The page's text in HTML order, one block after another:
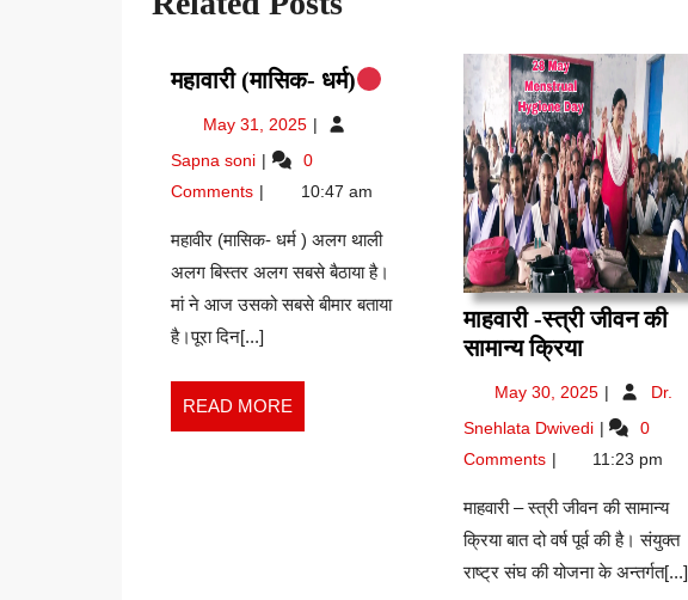
महावारी (मासिक- धर्म)
May 31, 2025 May
2025
Sapna soni महावारी
धर्म)
0
Comments
10:47 am
महावीर (मासिक- धर्म ) अलग थाली
अलग बिस्तर अलग सबसे बैठाया है।
मां ने आज उसको सबसे बीमार बताया
है।पूरा दिन[...]
READ MORE
MORE
माहवारी -स्त्री जीवन की
सामान्य क्रियामाहवारी
जीवन
की
सामान्य
May 30, 2025 May
2025
Dr.
Snehlata Dwivedi माहवारी
जीवन
की
क्रिया
0
Comments
11:23 pm
माहवारी – स्त्री जीवन की सामान्य
क्रिया बात दो वर्ष पूर्व की है। संयुक्त
राष्ट्र संघ की योजना के अन्तर्गत[...]